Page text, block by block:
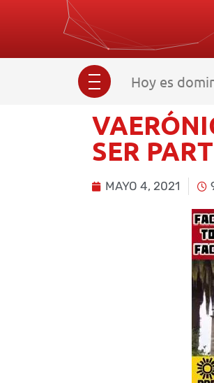
Hoy es
SER
MAYO 4, 2021